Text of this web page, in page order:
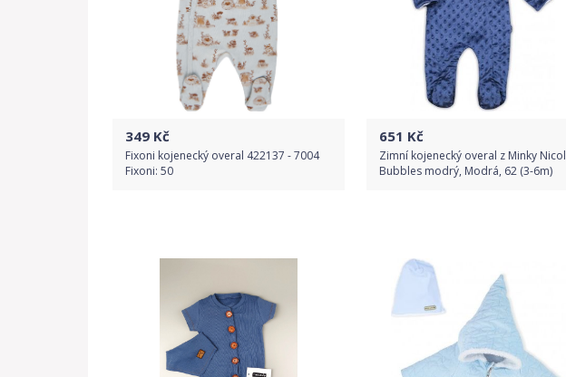
349 Kč
Fixoni kojenecký overal 422137 - 7004
Fixoni: 50
651 Kč
Zimní kojenecký overal z Minky Nicol
Bubbles modrý, Modrá, 62 (3-6m)
Detail produktu